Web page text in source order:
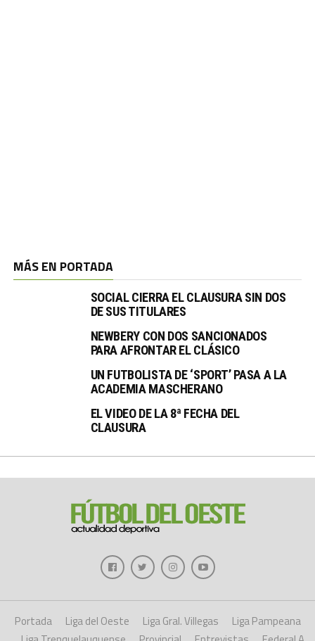
MÁS EN PORTADA
SOCIAL CIERRA EL CLAUSURA SIN DOS
DE SUS TITULARES
NEWBERY CON DOS SANCIONADOS
PARA AFRONTAR EL CLÁSICO
UN FUTBOLISTA DE ‘SPORT’ PASA A LA
ACADEMIA MASCHERANO
EL VIDEO DE LA 8ª FECHA DEL
CLAUSURA
Portada Liga del Oeste Liga Gral. Villegas
Liga Pampeana